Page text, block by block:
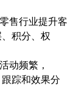
售行业提升客
积分、权
动频繁，
踪和效果分